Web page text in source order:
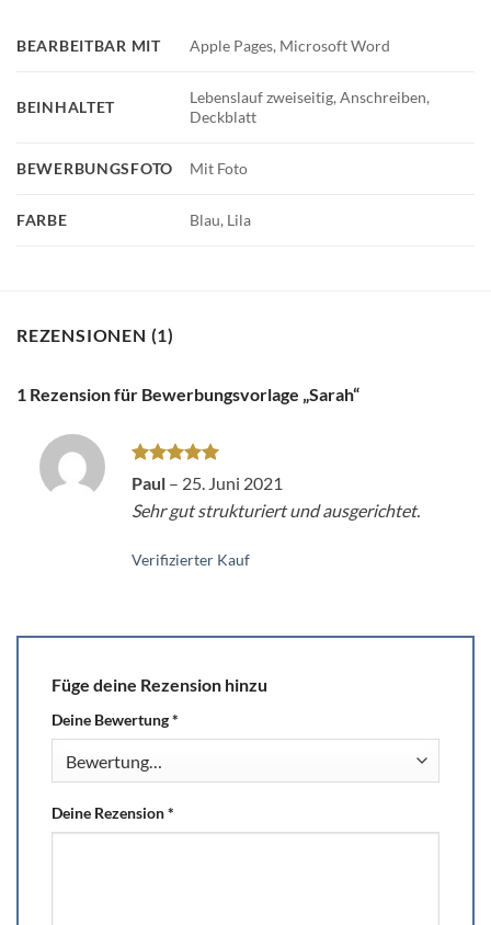
BEARBEITBAR MIT Apple Pages, Microsoft Word
BEINHALTET
Lebenslauf zweiseitig, Anschreiben,
Deckblatt
BEWERBUNGSFOTO Mit Foto
FARBE Blau, Lila
REZENSIONEN (1)
1 Rezension für Bewerbungsvorlage „Sarah“
Bewertet
mit5
von
5
Paul – 25. Juni 2021
Sehr gut strukturiert und ausgerichtet.
Verifizierter Kauf
Füge deine Rezension hinzu
Deine Bewertung*
Deine Rezension*